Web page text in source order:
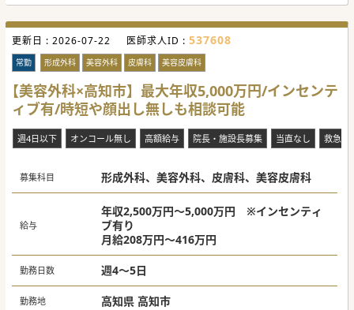
事となり、病状が落ち着いた患者さんを35名程度ご担当いた
だく予定です。
■最短で来月からでもご入職が可能です。もちろん来年度の
4月以降のご入職希望なども、お気軽にご相談ください。
【医療機関情報】
■高知市内に2つの病院を運営されている法人で、急性期か
ら慢性期まで幅広く対応をされています。
■現在は歴史を感じる病院内ではありますが、近い将来に院
内の改装を行う予定で、改装後は新しい病棟でご勤務いただ
けます。
■赴任手当や住宅手当は法人規定では支給はございません
が、状況に応じて年収面をUPするなど柔軟な対応が可能で
す。
#秋入職可
更新日 : 2026-07-22 医師求人ID : 537608
常勤 形成外科 美容外科 皮膚科 美容皮膚科
【美容外科×高知市】最大年収5,000万円/インセンテ
ィブ有/時短や顔出し無しも相談可能
週4日以下 オンコール無し 高額給与 院長・施設長募集 当直なし 救急対
募集科目 形成外科、美容外科、皮膚科、美容皮膚科
給与
年収2,500万円～5,000万円 ※インセンティ
ブ有り
月給208万円～416万円
勤務日数 週4～5日
勤務地 高知県 高知市